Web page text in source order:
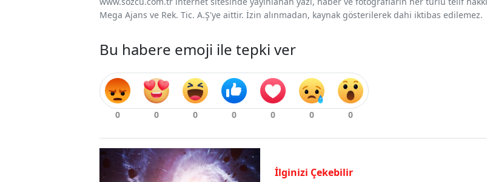
Mega Ajans ve Rek. Tic. A.Ş'ye aittir. İzin alınmadan, kaynak gösterilerek dahi iktibas edilemez.
Bu habere emoji ile tepki ver
İlginizi Çekebilir